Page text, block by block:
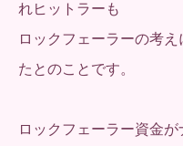
れヒットラーも
ロックフェーラーの考
たとのことです。
ロックフェーラー資金が